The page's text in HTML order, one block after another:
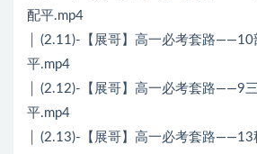
配平.mp4
│ (2.11)-【展哥】高一必考套路——10
平.mp4
│ (2.12)-【展哥】高一必考套路——9
平.mp4
│ (2.13)-【展哥】高一必考套路——13